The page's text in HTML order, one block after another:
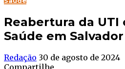
Reabertura da
Saúde em Salvador
Redação 30 de agosto de 2024